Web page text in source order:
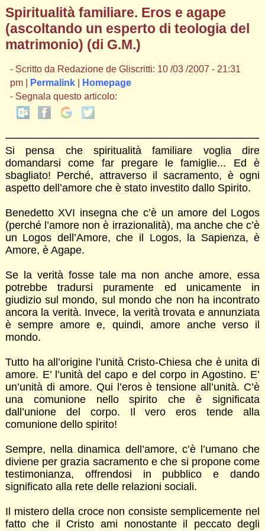
Spiritualità familiare. Eros e agape
(ascoltando un esperto di teologia del
matrimonio) (di G.M.)
- Scritto da Redazione de Gliscritti: 10 /03 /2007 - 21:31
pm |
Permalink|
Homepage
- Segnala questo articolo:
Si pensa che spiritualità familiare voglia dire
domandarsi come far pregare le famiglie... Ed è
sbagliato! Perché, attraverso il sacramento, è ogni
aspetto dell’amore che è stato investito dallo Spirito.
Benedetto XVI insegna che c’è un amore del Logos
(perché l’amore non è irrazionalità), ma anche che c’è
un Logos dell’Amore, che il Logos, la Sapienza, è
Amore, è Agape.
Se la verità fosse tale ma non anche amore, essa
potrebbe tradursi puramente ed unicamente in
giudizio sul mondo, sul mondo che non ha incontrato
ancora la verità. Invece, la verità trovata e annunziata
è sempre amore e, quindi, amore anche verso il
mondo.
Tutto ha all’origine l’unità Cristo-Chiesa che è unita di
amore. E’ l’unità del capo e del corpo in Agostino. E’
un’unità di amore. Qui l’eros è tensione all’unità. C’è
una comunione nello spirito che è significata
dall’unione del corpo. Il vero eros tende alla
comunione dello spirito!
Sempre, nella dinamica dell’amore, c’è l’umano che
diviene per grazia sacramento e che si propone come
testimonianza, offrendosi in pubblico e dando
significato alla rete delle relazioni sociali.
Il mistero della croce non consiste semplicemente nel
fatto che il Cristo ami nonostante il peccato degli